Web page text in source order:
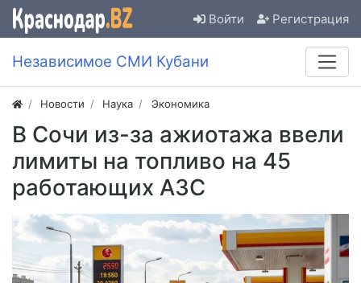
Войти Регистрация
Независимое СМИ Кубани
Новости Наука Экономика
В Сочи из-за ажиотажа ввели
лимиты на топливо на 45
работающих АЗС